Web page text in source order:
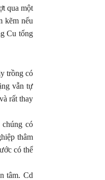
qua một
kẽm nếu
Cu tổng
trồng có
vẫn tự
rất thay
có
thâm
có thể
tâm. Cd